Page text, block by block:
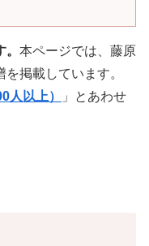
本ページでは、藤原
掲載しています。
人以上）
」とあわせ